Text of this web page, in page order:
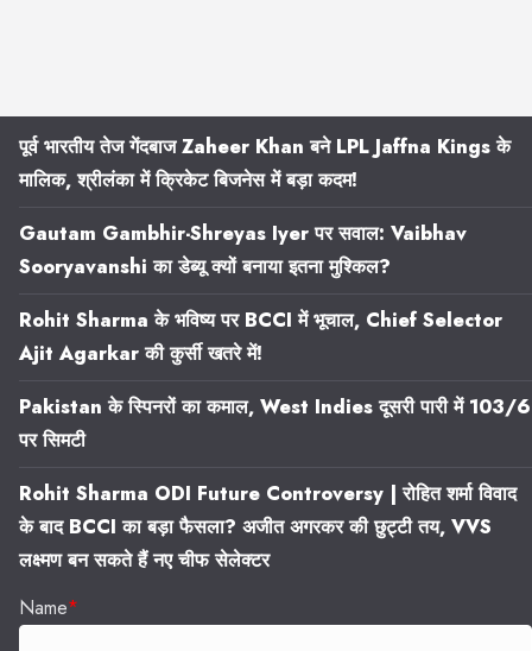
पूर्व भारतीय तेज गेंदबाज Zaheer Khan बने LPL Jaffna Kings के
मालिक, श्रीलंका में क्रिकेट बिजनेस में बड़ा कदम!
Gautam Gambhir-Shreyas Iyer पर सवाल: Vaibhav
Sooryavanshi का डेब्यू क्यों बनाया इतना मुश्किल?
Rohit Sharma के भविष्य पर BCCI में भूचाल, Chief Selector
Ajit Agarkar की कुर्सी खतरे में!
Pakistan के स्पिनरों का कमाल, West Indies दूसरी पारी में 103/6
पर सिमटी
Rohit Sharma ODI Future Controversy | रोहित शर्मा विवाद
के बाद BCCI का बड़ा फैसला? अजीत अगरकर की छुट्टी तय, VVS
लक्ष्मण बन सकते हैं नए चीफ सेलेक्टर
Name*